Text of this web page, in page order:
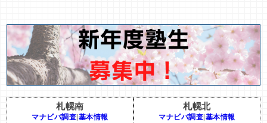
札幌南
マナビバ調査|基本情報
札幌北
マナビバ調査|基本情報